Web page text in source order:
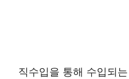
직수입을 통해 수입되